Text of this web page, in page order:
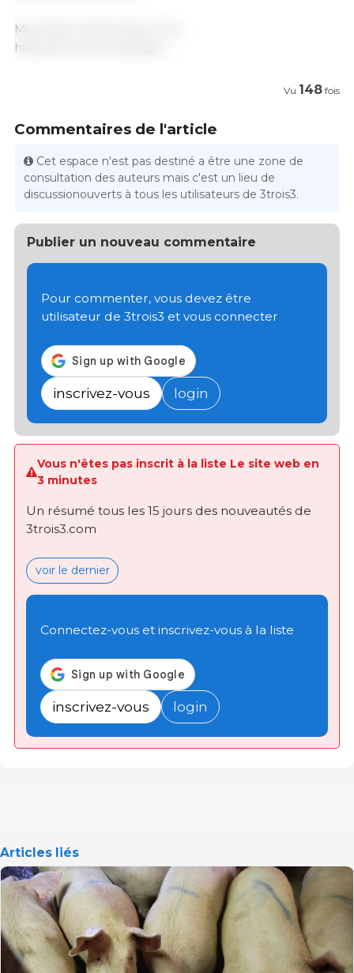
Mai 2023/ USDA/ Etats-Unis.
https://www.ers.usda.gov
Vu 148 fois
Commentaires de l'article
Cet espace n'est pas destiné a être une zone de
consultation des auteurs mais c'est un lieu de
discussionouverts à tous les utilisateurs de 3trois3.
Publier un nouveau commentaire
Pour commenter, vous devez être
utilisateur de 3trois3 et vous connecter
inscrivez-vous login
Vous n'êtes pas inscrit à la liste Le site web en
3 minutes
Un résumé tous les 15 jours des nouveautés de
3trois3.com
voir le dernier
Connectez-vous et inscrivez-vous à la liste
inscrivez-vous login
Articles liés